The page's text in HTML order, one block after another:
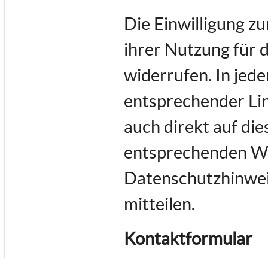
Die Einwilligung
ihrer Nutzung für
widerrufen. In
entsprechender
auch direkt auf
entsprechenden
mitteilen.
Kontaktformular